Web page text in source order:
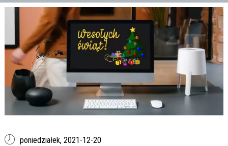
poniedziałek, 2021-12-20